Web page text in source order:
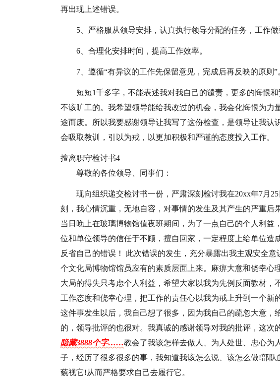
再出现上述错误。
5、严格服从领导安排，认真执行领导分配的任务，工作做
6、合理化安排时间，提高工作效率。
7、遵循“有异议的工作先保留意见，完成后再反映的原则”
短短1千多字，不能表述我对我自己的谴责，更多的悔恨
不该旷工的。我希望领导能给我改过的机会，我会化悔恨为力
途而废。所以我要感谢领导让我写了这份检查，是领导让我认
会吸取教训，引以为戒，以更加积极和严谨的态度投入工作。
擅离职守检讨书4
尊敬的各位领导、同事们：
现向组织递交检讨书一份，严肃深刻检讨我在20xx年7月
刻，我心情沉重，无地自容，对事情的发生及其产生的严重后
当日晚上在玻璃博物馆值夜班期间，为了一点自己的个人利益
位和单位领导的信任于不顾，擅自回家，一定程度上给单位造
反省自己的错误！ 此次错误的发生，充分暴露出我主观安全
个文化局博物馆馆员应有的素质层面上来。麻痹大意和侥幸心
大局的得失只考虑个人利益，希望大家以我为先例反面教材，
工作态度和侥幸心理，把工作的责任心以我为戒上升到一个新
这件事发生以后，我自己想了很多，因为我自己的疏忽大意，
的，领导批评的也很对。我真诚的感谢领导对我的批评，这次
隐藏3888个字……教会了我该怎样去做人、为人处世、忠心为
子，经历了很多很多的事，我知道我该怎么说、该怎么做!部队
藐视它!从而严格要求自己去履行它。